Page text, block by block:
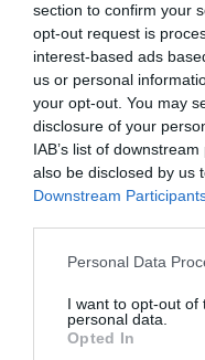
section to confirm your
opt-out request is
interest-based ads
us or personal
your opt-out. You may
disclosure of your
IAB’s list of
also be disclosed by us
Downstream
Please note that this
not limited to your visit
grant or deny consent
use your data for below
Personal Data
I want to opt-out of
personal data.
Opted In